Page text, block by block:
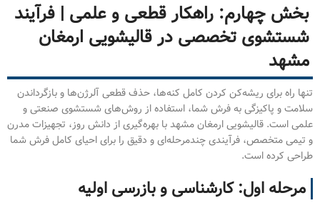
بخش چهارم: راهکار قطعی و علمی | فرآیند
شستشوی تخصصی در قالیشویی ارمغان
مشهد
تنها راه برای ریشه‌کن کردن کامل کنه‌ها، حذف قطعی آلرژن‌ها و بازگرداندن
سلامت و پاکیزگی به فرش شما، استفاده از روش‌های شستشوی صنعتی و
علمی است. قالیشویی ارمغان مشهد با بهره‌گیری از دانش روز، تجهیزات مدرن
و تیمی متخصص، فرآیندی چندمرحله‌ای و دقیق را برای احیای کامل فرش شما
طراحی کرده است.
مرحله اول: کارشناسی و بازرسی اولیه